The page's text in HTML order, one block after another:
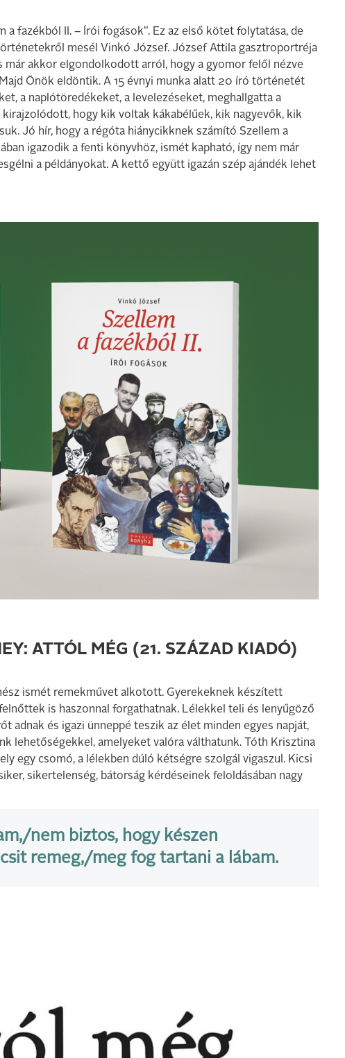
a fazékból II. – Írói fogások”. Ez az első kötet folytatása, de
mesél Vinkó József. József Attila gasztroportréja
már akkor elgondolkodott arról, hogy a gyomor felől nézve
Önök eldöntik. A 15 évnyi munka alatt 20 író történetét
a naplótöredékeket, a levelezéseket, meghallgatta a
hogy kik voltak kákabélűek, kik nagyevők, kik
Jó hír, hogy a régóta hiánycikknek számító Szellem a
igazodik a fenti könyvhöz, ismét kapható, így nem már
a példányokat. A kettő együtt igazán szép ajándék lehet
ATTÓL MÉG (21. SZÁZAD KIADÓ)
ismét remekművet alkotott. Gyerekeknek készített
is haszonnal forgathatnak. Lélekkel teli és lenyűgöző
adnak és igazi ünneppé teszik az élet minden egyes napját,
lehetőségekkel, amelyeket valóra válthatunk. Tóth Krisztina
egy csomó, a lélekben dúló kétségre szolgál vigaszul. Kicsi
sikertelenség, bátorság kérdéseinek feloldásában nagy
nem biztos, hogy készen
remeg,/meg fog tartani a lábam.